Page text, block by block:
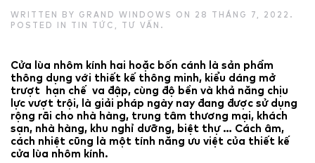
WRITTEN BY GRAND WINDOWS ON 28 THÁNG 7, 2022 .
POSTED IN TIN TỨC , TƯ VẤN .
Cửa lùa nhôm kính hai hoặc bốn cánh là sản phẩm
thông dụng với thiết kế thông minh, kiểu dáng mở
trượt hạn chế va đập, cùng độ bền và khả năng chịu
lực vượt trội, là giải pháp ngày nay đang được sử dụng
rộng rãi cho nhà hàng, trung tâm thương mại, khách
sạn, nhà hàng, khu nghỉ dưỡng, biệt thự … Cách âm,
cách nhiệt cũng là một tính năng ưu việt của thiết kế
cửa lùa nhôm kính.